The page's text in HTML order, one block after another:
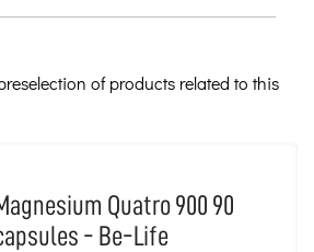
of products related to this
Quatro 900 90
- Be-Life